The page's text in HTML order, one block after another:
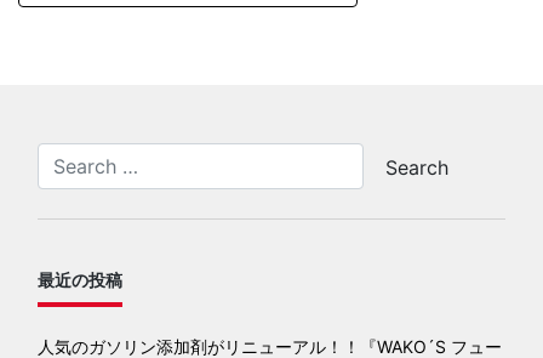
最近の投稿
人気のガソリン添加剤がリニューアル！！『WAKO´S フュー